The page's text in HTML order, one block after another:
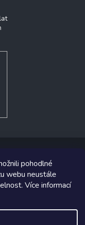
pohodlné
webu neustále
Více informací
práva vyhrazena.